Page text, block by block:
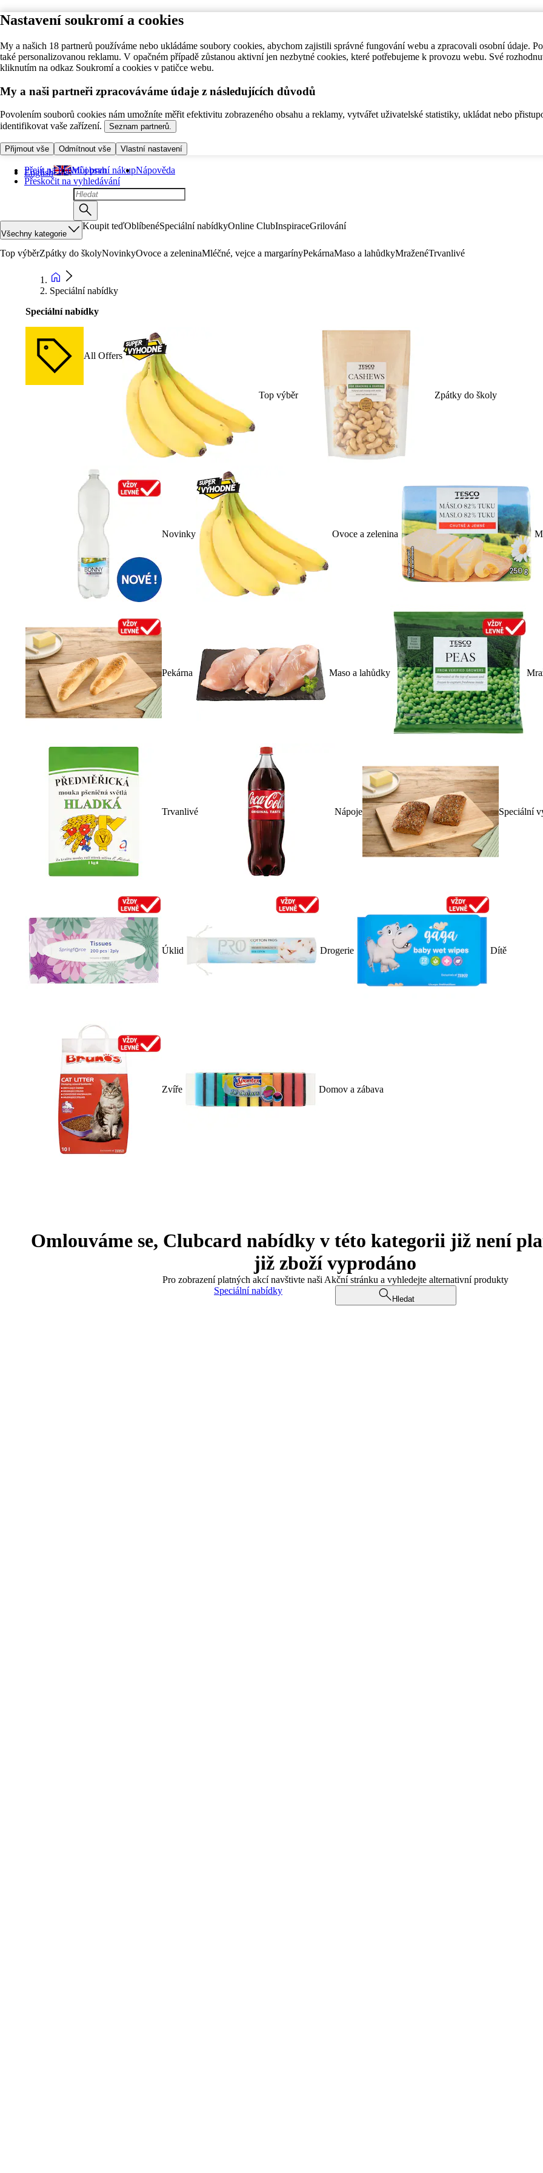
Nastavení soukromí a cookies
My a našich 18 partnerů používáme nebo ukládáme soubory cookies, abychom zajistili správné fungování webu a zpracovali osobní údaje.
také personalizovanou reklamu. V opačném případě zůstanou aktivní jen nezbytné cookies, které potřebujeme k provozu webu. Své
kliknutím na odkaz Soukromí a cookies v patičce webu.
My a naši partneři zpracováváme údaje z následujících důvodů
Povolením souborů cookies nám umožníte měřit efektivitu zobrazeného obsahu a reklamy, vytvářet uživatelské statistiky, ukládat nebo
identifikovat vaše zařízení.
Seznam partnerů.
Přijmout vše Odmítnout vše Vlastní nastavení
Přejít na hlavní obsah
Přeskočit na vyhledávání
English Můj první nákupNápověda
Všechny kategorie
Koupit teďOblíbenéSpeciální nabídkyOnline ClubInspiraceGrilování
Top výběrZpátky do školyNovinkyOvoce a zeleninaMléčné, vejce a margarínyPekárnaMaso a lahůdkyMraženéTrvanlivé
Speciální nabídky
Speciální nabídky
All Offers
Top výběr Zpátky do školy
Novinky Ovoce a zelenina
Pekárna Maso a lahůdky
Trvanlivé Nápoje Speciální
Úklid Drogerie Dítě
Zvíře Domov a zábava
Omlouváme se, Clubcard nabídky v této kategorii již není
již zboží vyprodáno
Pro zobrazení platných akcí navštivte naši Akční stránku a vyhledejte alternativní produkty
Speciální nabídky
Hledat